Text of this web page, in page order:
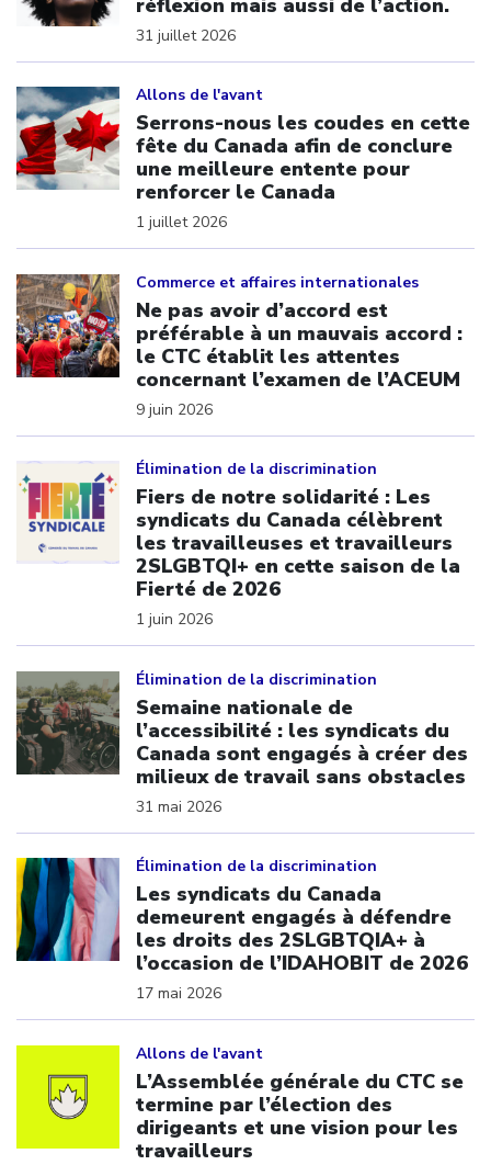
31 juillet 2026
Allons de l'avant
Serrons-nous les coudes en cette
fête du Canada afin de conclure
une meilleure entente pour
renforcer le Canada
1 juillet 2026
Commerce et affaires internationales
Ne pas avoir d’accord est
préférable à un mauvais accord :
le CTC établit les attentes
concernant l’examen de l’ACEUM
9 juin 2026
Élimination de la discrimination
Fiers de notre solidarité : Les
syndicats du Canada célèbrent
les travailleuses et travailleurs
2SLGBTQI+ en cette saison de la
Fierté de 2026
1 juin 2026
Élimination de la discrimination
Semaine nationale de
l’accessibilité : les syndicats du
Canada sont engagés à créer des
milieux de travail sans obstacles
31 mai 2026
Élimination de la discrimination
Les syndicats du Canada
demeurent engagés à défendre
les droits des 2SLGBTQIA+ à
l’occasion de l’IDAHOBIT de 2026
17 mai 2026
Allons de l'avant
L’Assemblée générale du CTC se
termine par l’élection des
dirigeants et une vision pour les
travailleurs